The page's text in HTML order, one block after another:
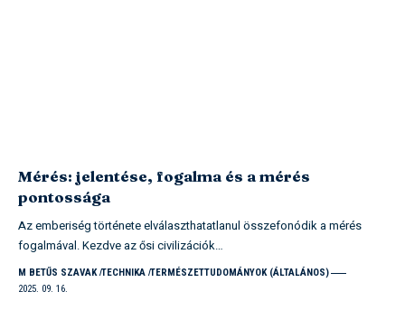
Mérés: jelentése, fogalma és a mérés
pontossága
Az emberiség története elválaszthatatlanul összefonódik a mérés
fogalmával. Kezdve az ősi civilizációk…
M BETŰS SZAVAK TECHNIKA TERMÉSZETTUDOMÁNYOK (ÁLTALÁNOS)
2025. 09. 16.